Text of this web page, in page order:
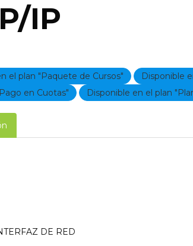
IP
el plan "Paquete de Cursos"
Disponible
en Cuotas"
Disponible en el plan
DE RED